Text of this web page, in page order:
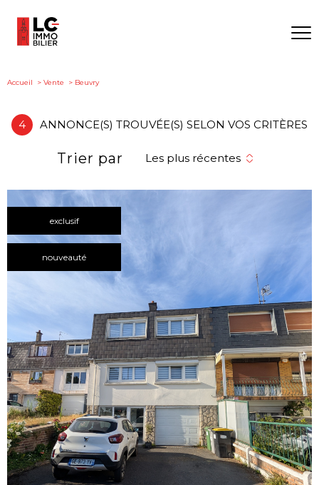
Accueil Vente Beuvry
4 ANNONCE(S) TROUVÉE(S) SELON VOS CRITÈRES
Trier par Les plus récentes
exclusif
nouveauté
voir le
bien